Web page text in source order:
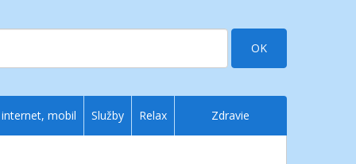
OK
internet, mobil Služby Relax Zdravie